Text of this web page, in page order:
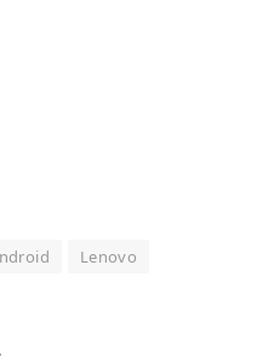
Lenovo